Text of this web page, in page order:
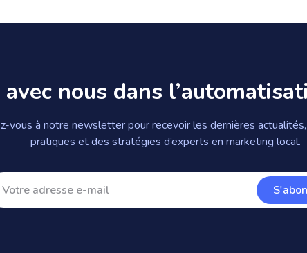
nous dans
vous à notre newsletter pour recevoir les dernières
pratiques et des stratégies d’experts en marketing local.